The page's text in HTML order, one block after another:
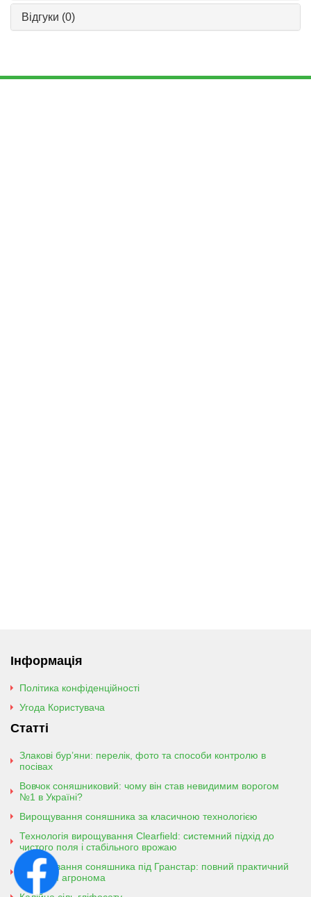
Відгуки (0)
Інформація
Політика конфіденційності
Угода Користувача
Статті
Злакові бур’яни: перелік, фото та способи контролю в
посівах
Вовчок соняшниковий: чому він став невидимим ворогом
№1 в Україні?
Вирощування соняшника за класичною технологією
Технологія вирощування Clearfield: системний підхід до
чистого поля і стабільного врожаю
Вирощування соняшника під Гранстар: повний практичний
гайд для агронома